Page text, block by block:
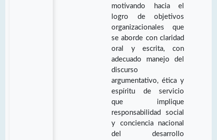
motivando hacia el
logro de objetivos
organizacionales que
se aborde con claridad
oral y escrita, con
adecuado manejo del
discurso
argumentativo, ética y
espíritu de servicio
que implique
responsabilidad social
y conciencia nacional
del desarrollo